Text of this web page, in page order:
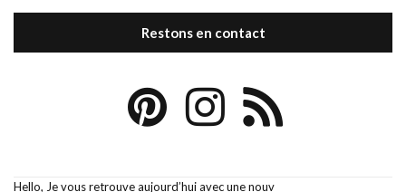
Restons en contact
Hello, Je vous retrouve aujourd’hui avec une nouv